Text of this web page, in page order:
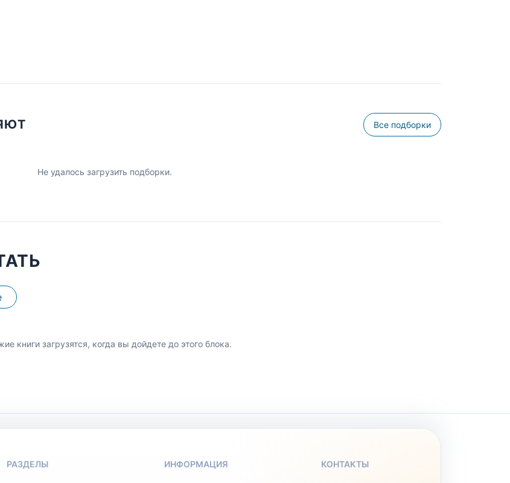
Все подборки
Не удалось загрузить подборки.
книги загрузятся, когда вы дойдете до этого блока.
РАЗДЕЛЫ ИНФОРМАЦИЯ КОНТАКТЫ